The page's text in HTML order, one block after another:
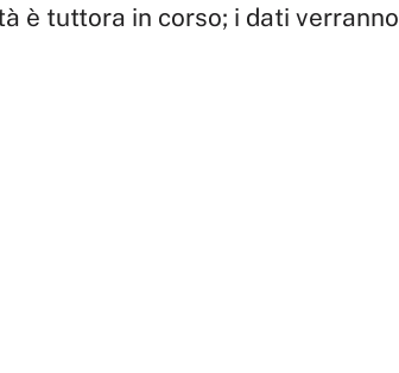
è tuttora in corso; i dati verranno